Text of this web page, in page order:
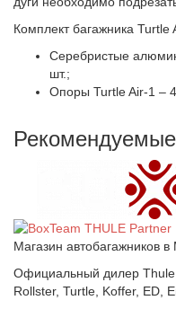
Комплект багажника Turtle
Серебристые
шт.;
Опоры Turtle Air-1 –
Магазин автобагажников в
Официальный дилер
Rollster, Turtle, Koffer, ED,